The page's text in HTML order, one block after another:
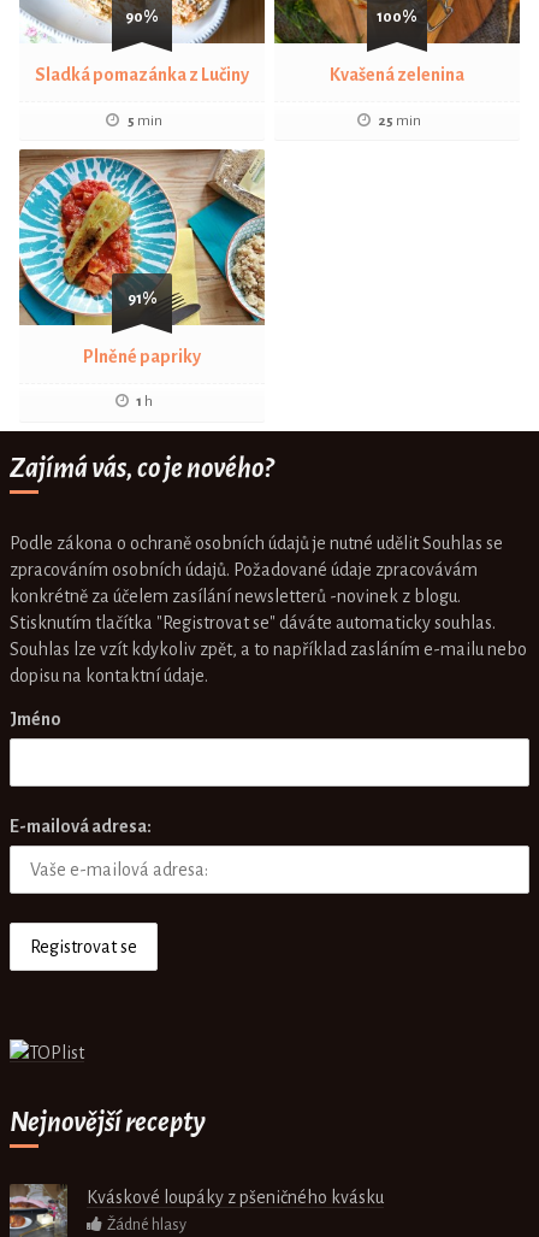
90%
Sladká pomazánka z Lučiny
5 min
100%
Kvašená zelenina
25 min
91%
Plněné papriky
1 h
Zajímá vás, co je nového?
Podle zákona o ochraně osobních údajů je nutné udělit Souhlas se
zpracováním osobních údajů. Požadované údaje zpracovávám
konkrétně za účelem zasílání newsletterů -novinek z blogu.
Stisknutím tlačítka "Registrovat se" dáváte automaticky souhlas.
Souhlas lze vzít kdykoliv zpět, a to například zasláním e-mailu nebo
dopisu na kontaktní údaje.
Jméno
E-mailová adresa:
Nejnovější recepty
Kváskové loupáky z pšeničného kvásku
Žádné hlasy